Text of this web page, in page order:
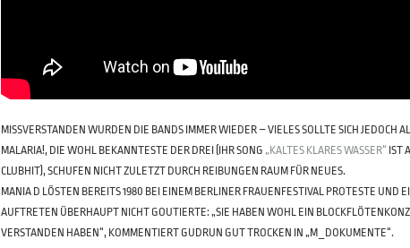
MISSVERSTANDEN WURDEN DIE BANDS IMMER WIEDER – VIELES SOLLTE SICH
MALARIA!, DIE WOHL BEKANNTESTE DER DREI (IHR SONG „KALTES KLARES WASSER“ IST
CLUBHIT), SCHUFEN NICHT ZULETZT DURCH REIBUNGEN RAUM FÜR NEUES.
MANIA D LÖSTEN BEREITS 1980 BEI EINEM BERLINER FRAUENFESTIVAL PROTESTE
AUFTRETEN ÜBERHAUPT NICHT GOUTIERTE: „SIE HABEN WOHL EIN
VERSTANDEN HABEN“, KOMMENTIERT GUDRUN GUT TROCKEN IN „M_DOKUMENTE“.